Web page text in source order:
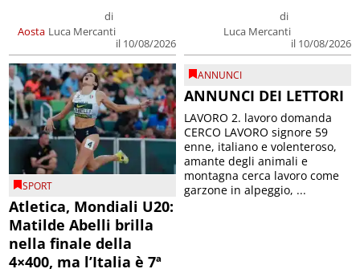
Aosta
di
Luca Mercanti
il 10/08/2026
di
Luca Mercanti
il 10/08/2026
SPORT
Atletica, Mondiali U20:
Matilde Abelli brilla
nella finale della
4×400, ma l’Italia è 7ª
ANNUNCI
ANNUNCI DEI LETTORI
LAVORO 2. lavoro domanda
CERCO LAVORO signore 59
enne, italiano e volenteroso,
amante degli animali e
montagna cerca lavoro come
garzone in alpeggio, ...